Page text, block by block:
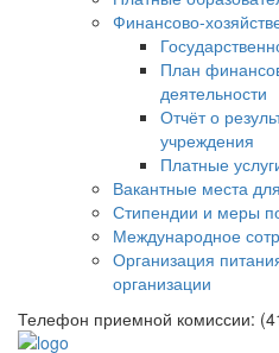
Финансово-
План
деятельности
Отчёт о
учреждения
Платные
Вакантные места
Стипендии и меры
Международное
Организация
организации
Телефон приемной комиссии: